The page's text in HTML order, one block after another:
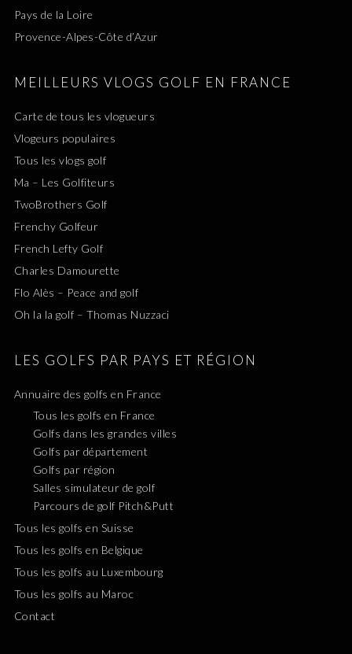
Pays de la Loire
Provence-Alpes-Côte d’Azur
MEILLEURS VLOGS GOLF EN FRANCE
Carte de tous les vlogueurs
Vlogeurs populaires
Tous les vlogs golf
Ma – Les Golfiteurs
TwoBrothers Golf
Frenchy Golfeur
French Lefty Golf
Charles Damourette
Flo Alès – Peace and golf
Oh la la golf – Thomas Nuzzaci
LES GOLFS PAR PAYS ET RÉGION
Annuaire des golfs en France
Tous les golfs en France
Golfs dans les grandes villes
Golfs par département
Golfs par région
Salles simulateur de golf
Parcours de golf Pitch&Putt
Tous les golfs en Suisse
Tous les golfs en Belgique
Tous les golfs au Luxembourg
Tous les golfs au Maroc
Contact